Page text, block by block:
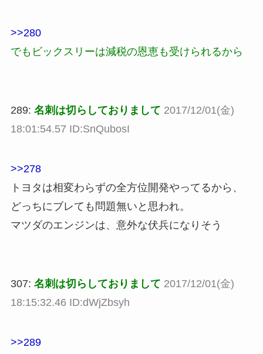
>>280
でもビックスリーは減税の恩恵も受けられるから
289: 名刺は切らしておりまして 2017/12/01(金)
18:01:54.57 ID:SnQubosI
>>278
トヨタは相変わらずの全方位開発やってるから、
どっちにブレても問題無いと思われ。
マツダのエンジンは、意外な伏兵になりそう
307: 名刺は切らしておりまして 2017/12/01(金)
18:15:32.46 ID:dWjZbsyh
>>289